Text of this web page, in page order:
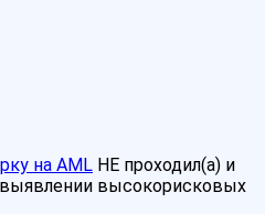
на AML НЕ проходил(а) и
высокорисковых